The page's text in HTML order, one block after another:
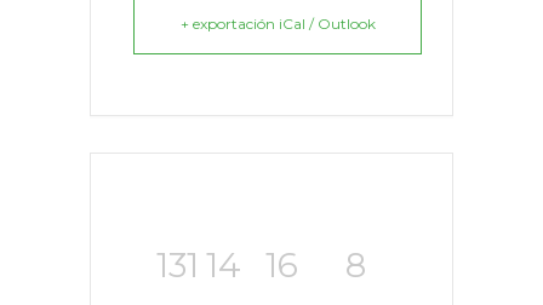
+ exportación iCal / Outlook
131 14 16 8